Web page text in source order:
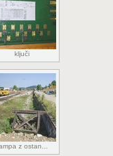
ključi
z ostan...